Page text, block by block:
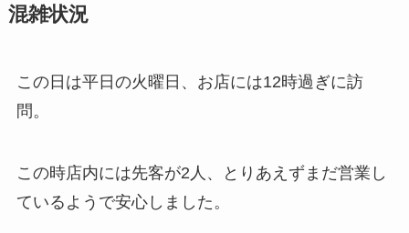
混雑状況
この日は平日の火曜日、お店には12時過ぎに訪
問。
この時店内には先客が2人、とりあえずまだ営業し
ているようで安心しました。